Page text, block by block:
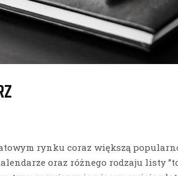
rynku coraz większą
oraz różnego rodzaju listy